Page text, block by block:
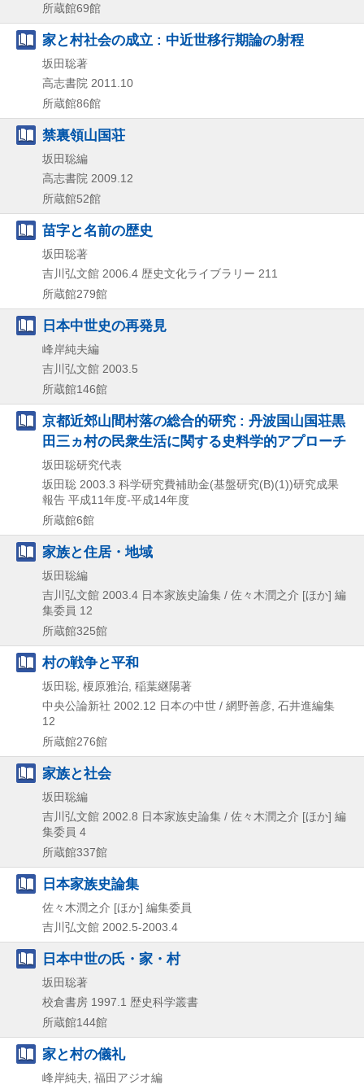
所蔵館69館
家と村社会の成立 : 中近世移行期論の射程
坂田聡著
高志書院 2011.10
所蔵館86館
禁裏領山国荘
坂田聡編
高志書院 2009.12
所蔵館52館
苗字と名前の歴史
坂田聡著
吉川弘文館 2006.4 歴史文化ライブラリー 211
所蔵館279館
日本中世史の再発見
峰岸純夫編
吉川弘文館 2003.5
所蔵館146館
京都近郊山間村落の総合的研究 : 丹波国山国荘黒
田三ヵ村の民衆生活に関する史料学的アプローチ
坂田聡研究代表
坂田聡 2003.3 科学研究費補助金(基盤研究(B)(1))研究成果
報告 平成11年度-平成14年度
所蔵館6館
家族と住居・地域
坂田聡編
吉川弘文館 2003.4 日本家族史論集 / 佐々木潤之介 [ほか] 編
集委員 12
所蔵館325館
村の戦争と平和
坂田聡, 榎原雅治, 稲葉継陽著
中央公論新社 2002.12 日本の中世 / 網野善彦, 石井進編集
12
所蔵館276館
家族と社会
坂田聡編
吉川弘文館 2002.8 日本家族史論集 / 佐々木潤之介 [ほか] 編
集委員 4
所蔵館337館
日本家族史論集
佐々木潤之介 [ほか] 編集委員
吉川弘文館 2002.5-2003.4
日本中世の氏・家・村
坂田聡著
校倉書房 1997.1 歴史科学叢書
所蔵館144館
家と村の儀礼
峰岸純夫, 福田アジオ編